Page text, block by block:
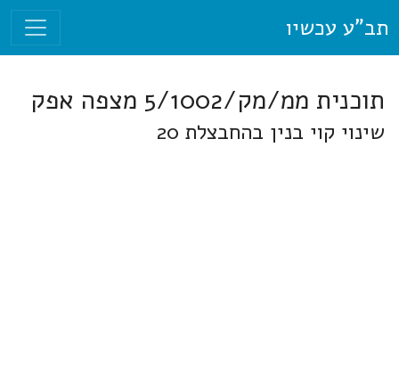
תב"ע עכשיו
תוכנית ממ/מק/5/1002 מצפה אפק
שינוי קוי בנין בהחבצלת 20